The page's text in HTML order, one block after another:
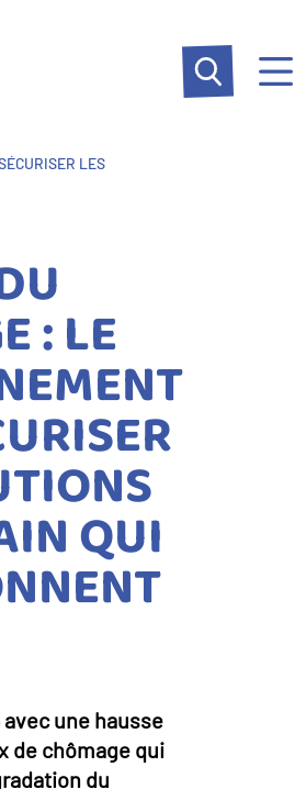
LES
: LE
QUI
une hausse
de chômage qui
du